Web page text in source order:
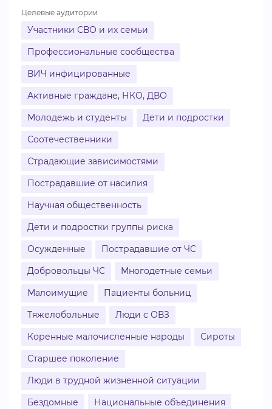
Целевые аудитории
Участники СВО и их семьи
Профессиональные сообщества
ВИЧ инфицированные
Активные граждане, НКО, ДВО
Молодежь и студенты
Дети и подростки
Соотечественники
Страдающие зависимостями
Пострадавшие от насилия
Научная общественность
Дети и подростки группы риска
Осужденные
Пострадавшие от ЧС
Добровольцы ЧС
Многодетные семьи
Малоимущие
Пациенты больниц
Тяжелобольные
Люди с ОВЗ
Коренные малочисленные народы
Сироты
Старшее поколение
Люди в трудной жизненной ситуации
Бездомные
Национальные объединения